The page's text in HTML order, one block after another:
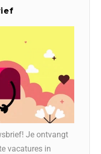
Je ontvangt
vacatures in